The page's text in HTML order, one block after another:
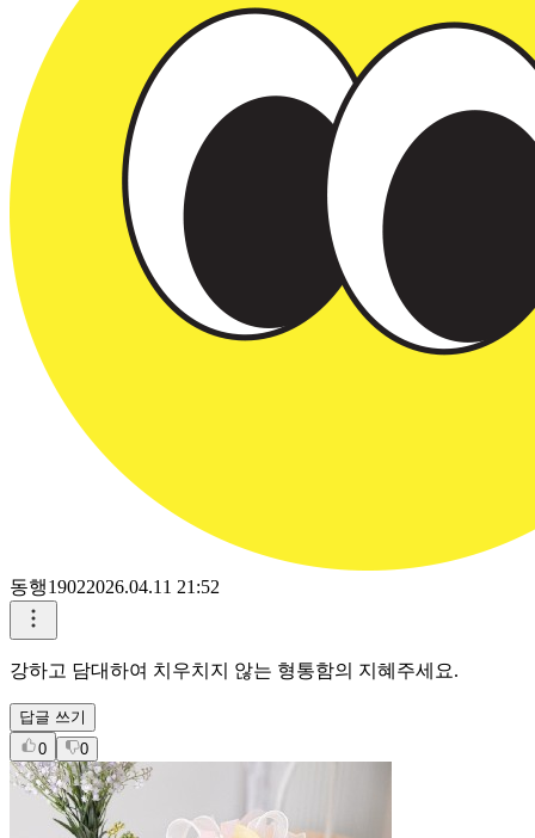
동행19022026.04.11 21:52
강하고 담대하여 치우치지 않는 형통함의 지혜주세요.
답글 쓰기
0
0